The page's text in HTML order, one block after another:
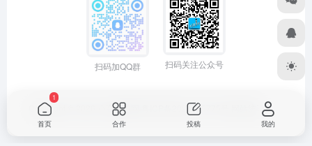
扫码加QQ群 扫码关注公众号
Copyright © 2026 小高导航网 粤ICP备2021165775号 网站统计
首页
1
合作 投稿 我的